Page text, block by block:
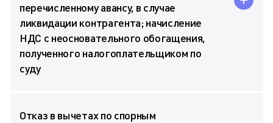
перечисленному авансу, в случае
ликвидации контрагента; начисление
НДС с неосновательного обогащения,
полученного налогоплательщиком по
суду
Отказ в вычетах по спорным